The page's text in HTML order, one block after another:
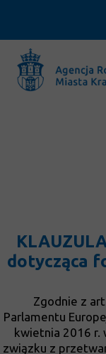
dotycząca
Zgodnie z
Parlamentu
kwietnia 2016 r.
związku z